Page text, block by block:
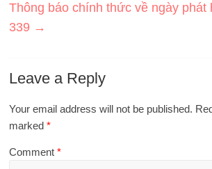
Thông báo chính thức về ngày phát
339 →
Leave a Reply
Your email address will not be published.
marked*
Comment*